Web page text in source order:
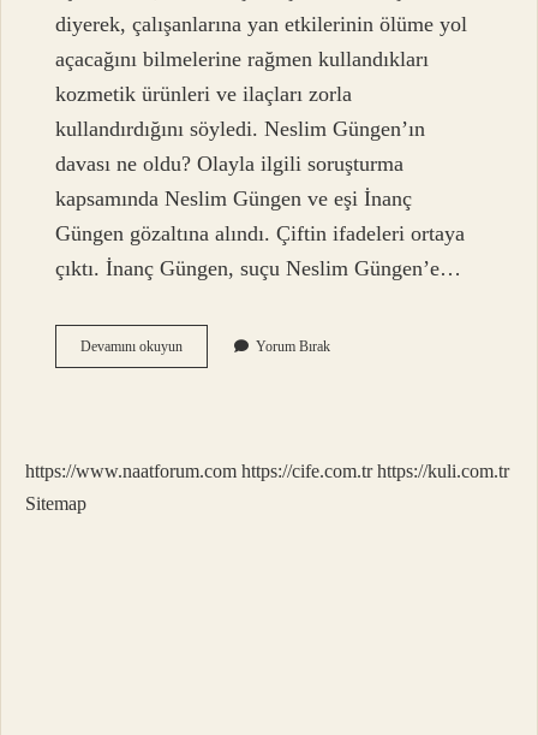
diyerek, çalışanlarına yan etkilerinin ölüme yol
açacağını bilmelerine rağmen kullandıkları
kozmetik ürünleri ve ilaçları zorla
kullandırdığını söyledi. Neslim Güngen’ın
davası ne oldu? Olayla ilgili soruşturma
kapsamında Neslim Güngen ve eşi İnanç
Güngen gözaltına alındı. Çiftin ifadeleri ortaya
çıktı. İnanç Güngen, suçu Neslim Güngen’e…
Devamını okuyunNeslim
Güngen
Yorum Bırak
https://www.naatforum.com https://cife.com.tr https://kuli.com.tr
Sitemap